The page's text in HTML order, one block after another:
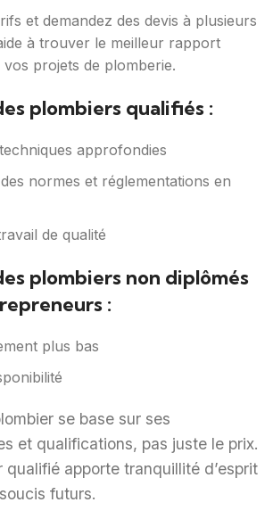
et demandez des devis à plusieurs
à trouver le meilleur rapport
projets de plomberie.
plombiers qualifiés :
approfondies
normes et réglementations en
de qualité
plombiers non diplômés
:
plus bas
se base sur ses
et qualifications, pas juste le prix.
qualifié apporte tranquillité d’esprit
futurs.